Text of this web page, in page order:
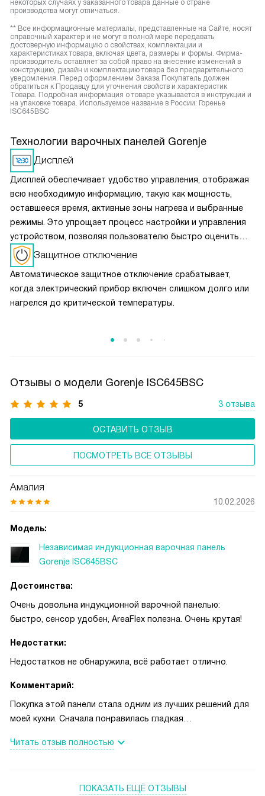
некоторых случаях у заказанного товара данные о стране
производства могут отличаться.
** Все информационные материалы, представленные на Сайте, носят
справочный характер и не могут в полной мере передавать
достоверную информацию о свойствах, комплектации и
характеристиках товара, включая цвета, размеры и формы. Фирма-
производитель оставляет за собой право на внесение изменений в
конструкцию, дизайн и комплектацию товара без предварительного
уведомления. Перед оформлением Заказа Покупатель должен
обратиться к Продавцу для уточнения свойств и характеристик
Товара. Подробная информация о товаре указывается в инструкции и
на упаковке товара. Используемое название в России: Горенье
ISC645BSC
Технологии варочных панелей Gorenje
Дисплей
Дисплей обеспечивает удобство управления, отображая
всю необходимую информацию, такую как мощность,
оставшееся время, активные зоны нагрева и выбранные
режимы. Это упрощает процесс настройки и управления
устройством, позволяя пользователю быстро оценить
текущие параметры и при необходимости их изменить.
Дисплей делает использование устройства более
интуитивным и помогает лучше контролировать процесс
приготовления, снижая вероятность ошибок.
Защитное отключение
Автоматическое защитное отключение срабатывает,
когда электрический прибор включен слишком долго или
нагрелся до критической температуры.
Отзывы о модели Gorenje ISC645BSC
5 3 отзыва
ОСТАВИТЬ ОТЗЫВ
ПОСМОТРЕТЬ ВСЕ ОТЗЫВЫ
Амалия
10.02.2026
Модель:
Независимая индукционная варочная панель
Gorenje ISC645BSC
Достоинства:
Очень довольна индукционной варочной панелью:
быстро, сенсор удобен, AreaFlex полезна. Очень крутая!
Недостатки:
Недостатков не обнаружила, всё работает отлично.
Комментарий:
Покупка этой панели стала одним из лучших решений для
моей кухни. Сначала понравилась гладкая
чистить стало быстрее, пятна снимаются за минуту.
что есть функция объединения конфорок AreaFlex —
Читать отзыв полностью
ПОКАЗАТЬ ЕЩЁ ОТЗЫВЫ